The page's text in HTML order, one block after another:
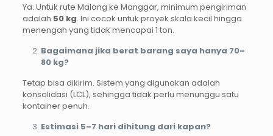
Ya. Untuk rute Malang ke Manggar, minimum pengiriman
adalah 50 kg. Ini cocok untuk proyek skala kecil hingga
menengah yang tidak mencapai 1 ton.
Bagaimana jika berat barang saya hanya 70–
80 kg?
Tetap bisa dikirim. Sistem yang digunakan adalah
konsolidasi (LCL), sehingga tidak perlu menunggu satu
kontainer penuh.
Estimasi 5–7 hari dihitung dari kapan?